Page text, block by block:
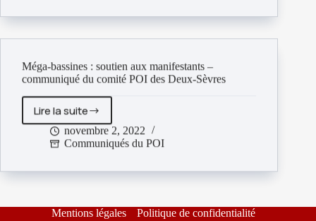
Jérôme
Legavre
«
Quatre
49.3
en
15
jours
Méga-bassines : soutien aux manifestants –
communiqué du comité POI des Deux-Sèvres
Lire la suite
Méga-
bassines
:
aux
–
novembre 2, 2022
Communiqués du POI
Mentions légales Politique de confidentialité